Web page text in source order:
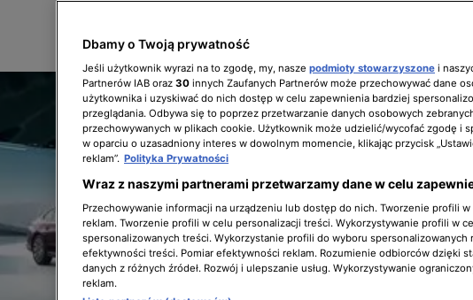
Dbamy o Twoją prywatność
Jeśli użytkownik wyrazi na to zgodę, my, nasze podmioty stowarzyszone i
Partnerów IAB oraz 30 innych Zaufanych Partnerów może przechowywać dane
użytkownika i uzyskiwać do nich dostęp w celu zapewnienia bardziej
przeglądania. Odbywa się to poprzez przetwarzanie danych osobowych
przechowywanych w plikach cookie. Użytkownik może udzielić/wycofać zgodę i
w oparciu o uzasadniony interes w dowolnym momencie, klikając przycisk
reklam”. Polityka Prywatności
Wraz z naszymi partnerami przetwarzamy dane w celu
Przechowywanie informacji na urządzeniu lub dostęp do nich. Tworzenie profili
reklam. Tworzenie profili w celu personalizacji treści. Wykorzystywanie profili w
spersonalizowanych treści. Wykorzystanie profili do wyboru spersonalizowanych
efektywności treści. Pomiar efektywności reklam. Rozumienie odbiorców dzięki
danych z różnych źródeł. Rozwój i ulepszanie usług. Wykorzystywanie
reklam.